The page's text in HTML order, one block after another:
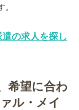
。
の求人を探し
希望に合わ
ル・メイ